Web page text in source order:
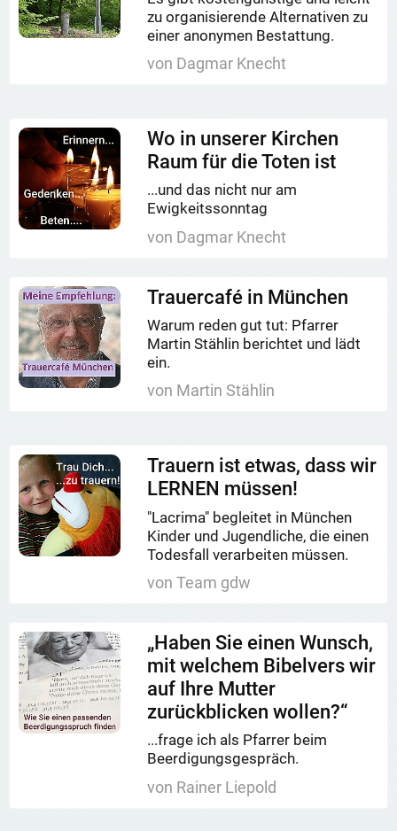
zu organisierende Alternativen zu
einer anonymen Bestattung.
von Dagmar Knecht
Wo in unserer Kirchen
Raum für die Toten ist
...und das nicht nur am
Ewigkeitssonntag
von Dagmar Knecht
Trauercafé in München
Warum reden gut tut: Pfarrer
Martin Stählin berichtet und lädt
ein.
von Martin Stählin
Trauern ist etwas, dass wir
LERNEN müssen!
"Lacrima" begleitet in München
Kinder und Jugendliche, die einen
Todesfall verarbeiten müssen.
von Team gdw
„Haben Sie einen Wunsch,
mit welchem Bibelvers wir
auf Ihre Mutter
zurückblicken wollen?“
...frage ich als Pfarrer beim
Beerdigungsgespräch.
von Rainer Liepold